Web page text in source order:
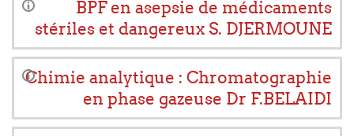
BPF en asepsie de médicaments
stériles et dangereux S. DJERMOUNE
Chimie analytique : Chromatographie
en phase gazeuse Dr F.BELAIDI